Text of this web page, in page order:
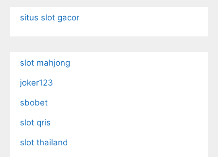
situs slot gacor
slot mahjong
joker123
sbobet
slot qris
slot thailand